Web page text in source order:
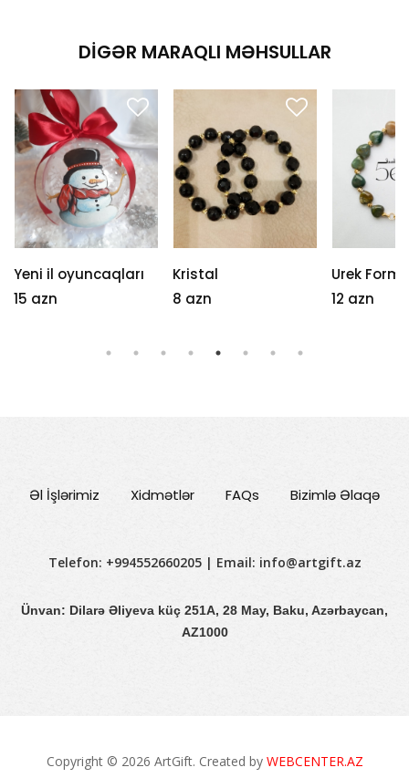
DIGƏR MARAQLI MƏHSULLAR
Yeni il oyuncaqları
15 azn
Kristal
8 azn
Urek
12 azn
Əl İşlərimiz Xidmətlər FAQs Bizimlə Əlaqə
Telefon: +994552660205 | Email: info@artgift.az
Ünvan: Dilarə Əliyeva küç 251A, 28 May, Baku, Azərbaycan,
AZ1000
Copyright © 2026 ArtGift. Created by WEBCENTER.AZ